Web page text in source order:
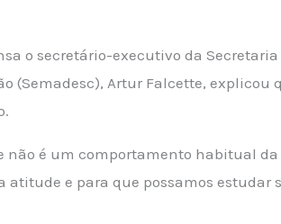
o secretário-executivo da Secretaria
(Semadesc), Artur Falcette, explicou
não é um comportamento habitual
atitude e para que possamos estudar